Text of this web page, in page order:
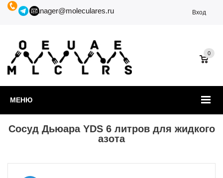
manager@moleculares.ru Вход
МЕНЮ
0
Сосуд Дьюара YDS 6 литров для жидкого
азота